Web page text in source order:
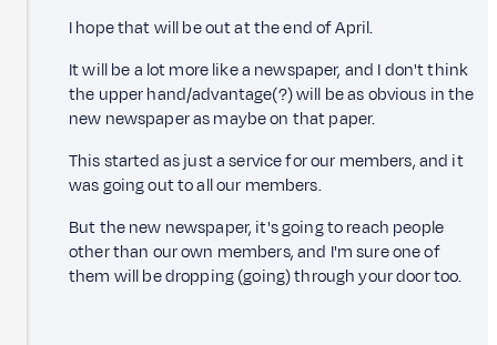
I hope that will be out at the end of April.
It will be a lot more like a newspaper, and I don't think
the upper hand/advantage(?) will be as obvious in the
new newspaper as maybe on that paper.
This started as just a service for our members, and it
was going out to all our members.
But the new newspaper, it's going to reach people
other than our own members, and I'm sure one of
them will be dropping (going) through your door too.